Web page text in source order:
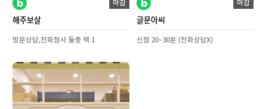
마감
해주보살
방문상담,전화점사 둘중 택 1
마감
글문아씨
신점 20~30분 (전화상담X)